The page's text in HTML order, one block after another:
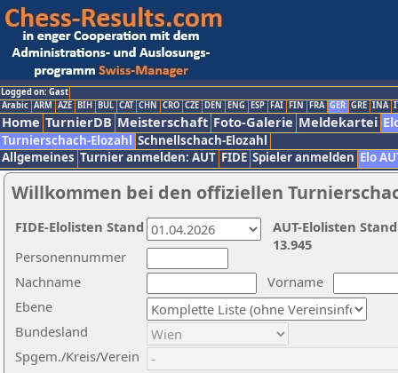
Logged on: Gast
Arabic ARM AZE BIH BUL CAT CHN CRO CZE DEN ENG ESP FAI FIN FRA GER GRE INA
Home TurnierDB Meisterschaft Foto-Galerie Meldekartei
Turnierschach-Elozahl Schnellschach-Elozahl
Allgemeines Turnier anmelden: AUT FIDE Spieler anmelden Elo
Willkommen bei den offiziellen
Nachname
Vorname
Ebene
Personennummer
Bundesland
Spgem./Kreis/Verein
AUT-Elolisten
13.945
FIDE-Elolisten Stand